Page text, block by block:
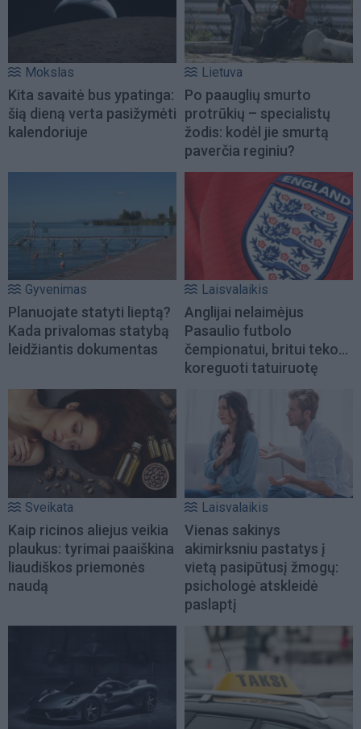
Mokslas
Kita savaitė bus ypatinga:
šią dieną verta pasižymėti
kalendoriuje
Lietuva
Po paauglių smurto
protrūkių – specialistų
žodis: kodėl jie smurtą
paverčia reginiu?
Gyvenimas
Planuojate statyti lieptą?
Kada privalomas statybą
leidžiantis dokumentas
Laisvalaikis
Anglijai nelaimėjus
Pasaulio futbolo
čempionatui, britui teko...
koreguoti tatuiruotę
Sveikata
Kaip ricinos aliejus veikia
plaukus: tyrimai paaiškina
liaudiškos priemonės
naudą
Laisvalaikis
Vienas sakinys
akimirksniu pastatys į
vietą pasipūtusį žmogų:
psichologė atskleidė
paslaptį